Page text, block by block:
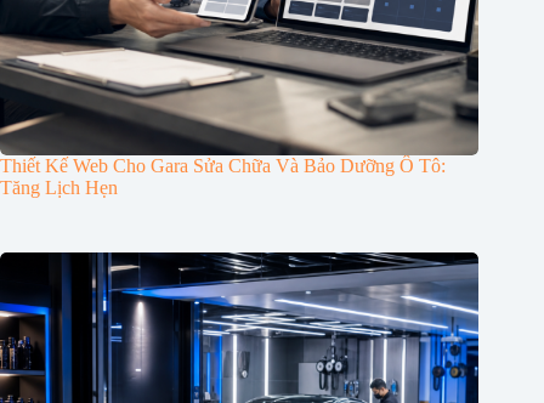
Thiết Kế Web Cho Gara Sửa Chữa Và Bảo Dưỡng Ô Tô:
Tăng Lịch Hẹn